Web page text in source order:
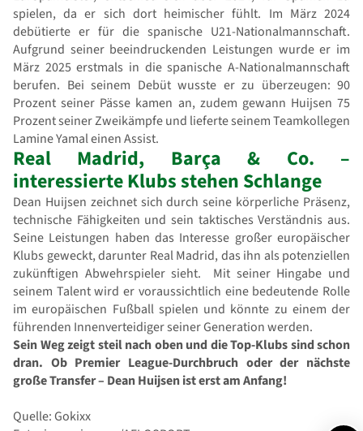
spielen, da er sich dort heimischer fühlt. Im März 2024
debütierte er für die spanische U21-Nationalmannschaft.
Aufgrund seiner beeindruckenden Leistungen wurde er im
März 2025 erstmals in die spanische A-Nationalmannschaft
berufen. Bei seinem Debüt wusste er zu überzeugen: 90
Prozent seiner Pässe kamen an, zudem gewann Huijsen 75
Prozent seiner Zweikämpfe und lieferte seinem Teamkollegen
Lamine Yamal einen Assist.
Real Madrid, Barça & Co. –
interessierte Klubs stehen Schlange
Dean Huijsen zeichnet sich durch seine körperliche Präsenz,
technische Fähigkeiten und sein taktisches Verständnis aus.
Seine Leistungen haben das Interesse großer europäischer
Klubs geweckt, darunter Real Madrid, das ihn als potenziellen
zukünftigen Abwehrspieler sieht. Mit seiner Hingabe und
seinem Talent wird er voraussichtlich eine bedeutende Rolle
im europäischen Fußball spielen und könnte zu einem der
führenden Innenverteidiger seiner Generation werden.
Sein Weg zeigt steil nach oben und die Top-Klubs sind schon
dran. Ob Premier League-Durchbruch oder der nächste
große Transfer – Dean Huijsen ist erst am Anfang!
Quelle: Gokixx